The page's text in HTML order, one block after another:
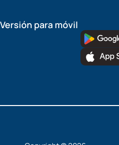
Versión para móvil